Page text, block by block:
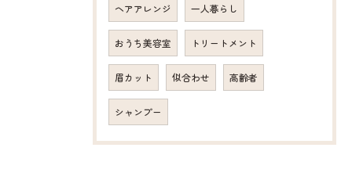
ヘアアレンジ 一人暮らし
おうち美容室 トリートメント
眉カット 似合わせ 高齢者
シャンプー